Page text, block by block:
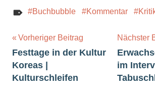
Buchbubble Kommentar
Beitragsnavigation
Vorheriger Beitrag
Festtage in der Kultur
Koreas |
Kulturschleifen
Nächster
im